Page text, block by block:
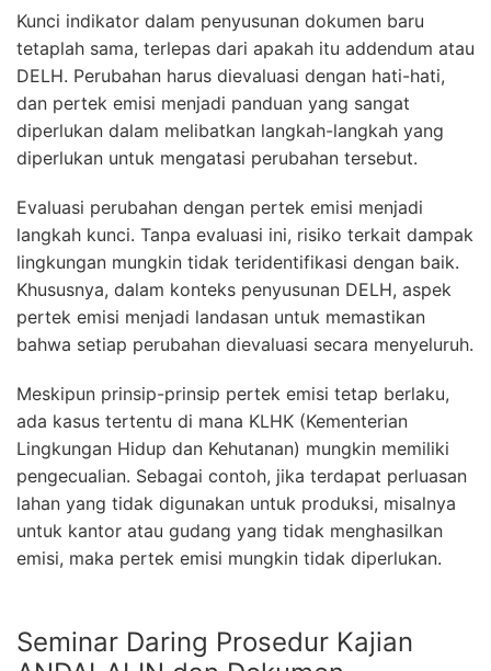
Kunci indikator dalam penyusunan dokumen baru
tetaplah sama, terlepas dari apakah itu addendum atau
DELH. Perubahan harus dievaluasi dengan hati-hati,
dan pertek emisi menjadi panduan yang sangat
diperlukan dalam melibatkan langkah-langkah yang
diperlukan untuk mengatasi perubahan tersebut.
Evaluasi perubahan dengan pertek emisi menjadi
langkah kunci. Tanpa evaluasi ini, risiko terkait dampak
lingkungan mungkin tidak teridentifikasi dengan baik.
Khususnya, dalam konteks penyusunan DELH, aspek
pertek emisi menjadi landasan untuk memastikan
bahwa setiap perubahan dievaluasi secara menyeluruh.
Meskipun prinsip-prinsip pertek emisi tetap berlaku,
ada kasus tertentu di mana KLHK (Kementerian
Lingkungan Hidup dan Kehutanan) mungkin memiliki
pengecualian. Sebagai contoh, jika terdapat perluasan
lahan yang tidak digunakan untuk produksi, misalnya
untuk kantor atau gudang yang tidak menghasilkan
emisi, maka pertek emisi mungkin tidak diperlukan.
Seminar Daring Prosedur Kajian